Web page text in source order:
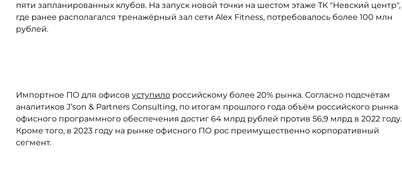
пяти запланированных клубов. На запуск новой точки на шестом этаже ТК "Невский центр",
где ранее располагался тренажёрный зал сети Alex Fitness, потребовалось более 100 млн
рублей.
Импортное ПО для офисов уступило российскому более 20% рынка. Согласно подсчётам
аналитиков J’son & Partners Consulting, по итогам прошлого года объём российского рынка
офисного программного обеспечения достиг 64 млрд рублей против 56,9 млрд в 2022 году.
Кроме того, в 2023 году на рынке офисного ПО рос преимущественно корпоративный
сегмент.